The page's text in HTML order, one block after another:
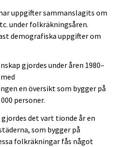
uppgifter sammanslagits om
under folkräkningsåren.
demografiska uppgifter om
gjordes under åren 1980–
en översikt som bygger på
personer.
gjordes det vart tionde år en
som bygger på
folkräkningar fås något